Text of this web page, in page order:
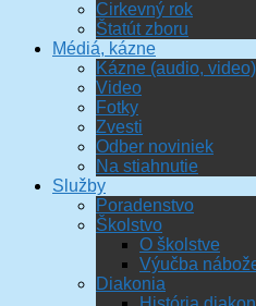
Cirkevný rok
Štatút zboru
Médiá, kázne
Kázne (audio, video)
Video
Fotky
Zvesti
Odber noviniek
Na stiahnutie
Služby
Poradenstvo
Školstvo
O školstve
Výučba
Diakonia